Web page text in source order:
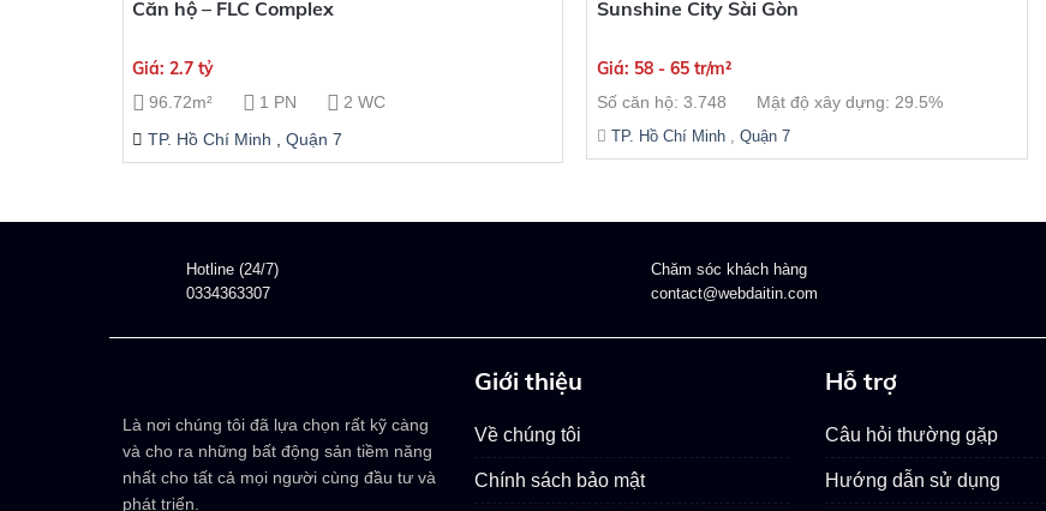
Căn hộ – FLC Complex
Giá: 2.7 tỷ
96.72m² 1 PN
2 WC
TP. Hồ Chí Minh
Quận 7
Sunshine City Sài Gòn
Giá: 58 - 65 tr/m²
Số căn hộ: 3.748 Mật độ xây dựng: 29.5%
TP. Hồ Chí Minh, Quận 7
Hotline (24/7)
0334363307
Chăm sóc khách hàng
contact@webdaitin.com
Là nơi chúng tôi đã lựa chọn rất kỹ càng
và cho ra những bất động sản tiềm năng
nhất cho tất cả mọi người cùng đầu tư và
phát triển.
Giới thiệu
Về chúng tôi
Chính sách bảo mật
Hỗ trợ
Câu hỏi thường gặp
Hướng dẫn sử dụng